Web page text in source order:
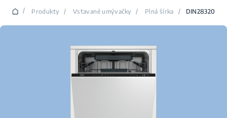
/ Produkty / Vstavané umývačky / Plná šírka / DIN28320